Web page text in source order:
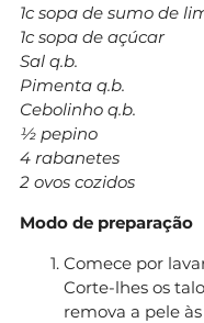
1c sopa de sumo de
1c sopa de açúcar
Sal q.b.
Pimenta q.b.
Cebolinho q.b.
½ pepino
4 rabanetes
2 ovos cozidos
Modo de preparação
Comece por
Corte-lhes os
remova a pele